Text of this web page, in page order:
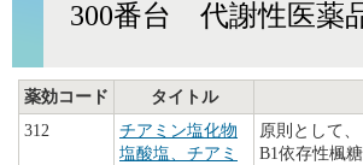
300番台 代謝性医薬
薬効コード タイトル
312
チアミン塩化物
塩酸塩、チアミ
原則として
B1依存性楓